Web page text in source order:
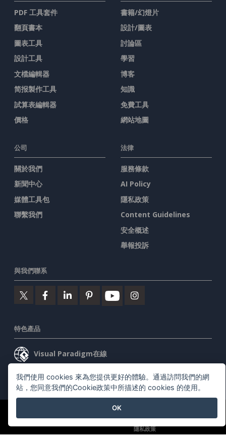
PDF 工具套件
翻頁書本
圖表工具
設計工具
文檔編輯器
简报製作工具
試算表編輯器
價格
書籍/幻燈片
設計/圖表
討論區
學習
博客
知識
免費工具
網站地圖
公司
關於我們
新聞中心
媒體工具包
聯繫我們
法律
服務條款
AI Policy
隱私政策
Content Guidelines
安全概述
舉報投訴
與我們聯系
特色產品
Visual Paradigm在線
Visual Paradigm桌面
©2026 by Visual Paradigm. 版權所有。
隱私政策
我們使用 cookies 來為您提供更好的體驗。通過訪問我們的網
站，您同意我們的Cookie政策中所描述的 cookies 的使用。
OK